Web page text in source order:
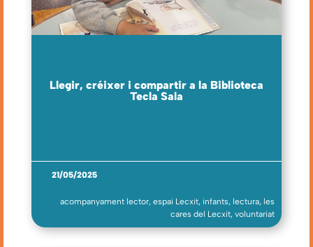
Llegir, créixer i compartir a la Biblioteca
Tecla Sala
21/05/2025
acompanyament lector, espai Lecxit, infants, lectura, les
cares del Lecxit, voluntariat